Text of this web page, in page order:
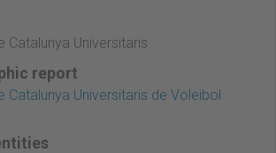
Catalunya Universitaris
report
Catalunya Universitaris de Voleibol